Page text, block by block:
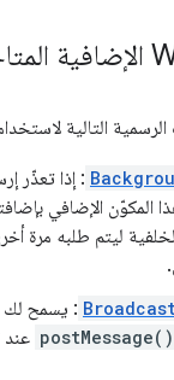
: إذا تعذّر
المكوّن الإضافي
ليتم طلبه مرة
: يسمح لك
postMessage() عند